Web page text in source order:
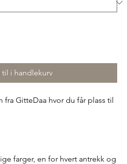
til i handlekurv
fra GitteDaa hvor du får plass til
farger, en for hvert antrekk og